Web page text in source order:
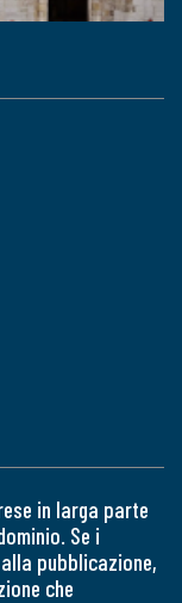
in larga parte
Se i
pubblicazione,
che